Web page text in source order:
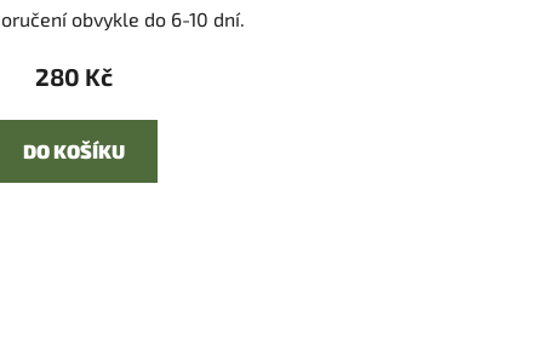
obvykle do 6-10 dní.
280 Kč
DO KOŠÍKU